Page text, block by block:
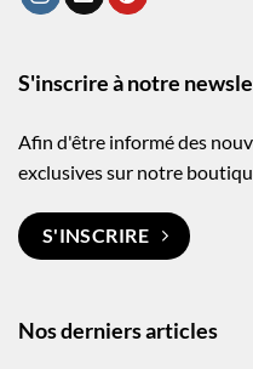
Nos derniers articles
S'inscrire à notre
Afin d'être informé des
exclusives sur notre
S'INSCRIRE